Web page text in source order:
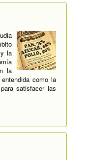
la
la
como la
satisfacer las